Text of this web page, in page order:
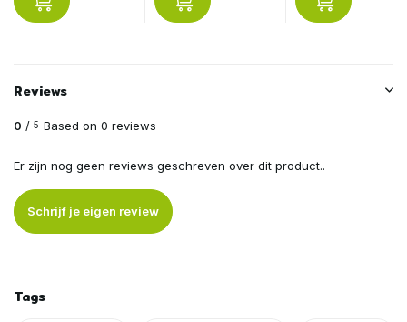
Reviews
0 / 5 Based on 0 reviews
Er zijn nog geen reviews geschreven over dit product..
Schrijf je eigen review
Tags